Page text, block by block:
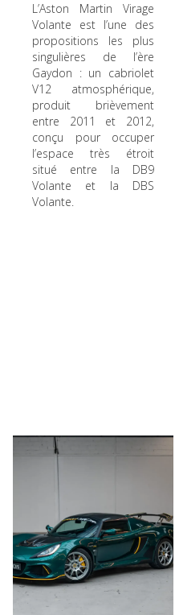
L’Aston Martin Virage
Volante est l’une des
propositions les plus
singulières de l’ère
Gaydon : un cabriolet
V12 atmosphérique,
produit brièvement
entre 2011 et 2012,
conçu pour occuper
l’espace très étroit
situé entre la DB9
Volante et la DBS
Volante.